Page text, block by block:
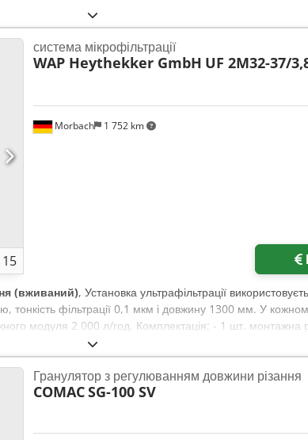
15
Morbach 1 752 km
система мікрофільтрації
WAP Heythekker GmbH UF 2M32-37/
(вживаний), Установка ультрафільтрації
фільтрації 0,1 мкм і довжину 1300 мм. У
модуля 2 000 л/год. Комплектація: - 1 шт.
шт. резервуар для промивання, - 1 шт. мембранний
шт. датчик температури, - 1 шт. регулюючий клапан, - 4
шт. витратомір, Dcsdpfxof Dc D Hj Am Dsk - 1 комплект
Гранулятор з регулюванням довжини різання
COMACSG-100 SV